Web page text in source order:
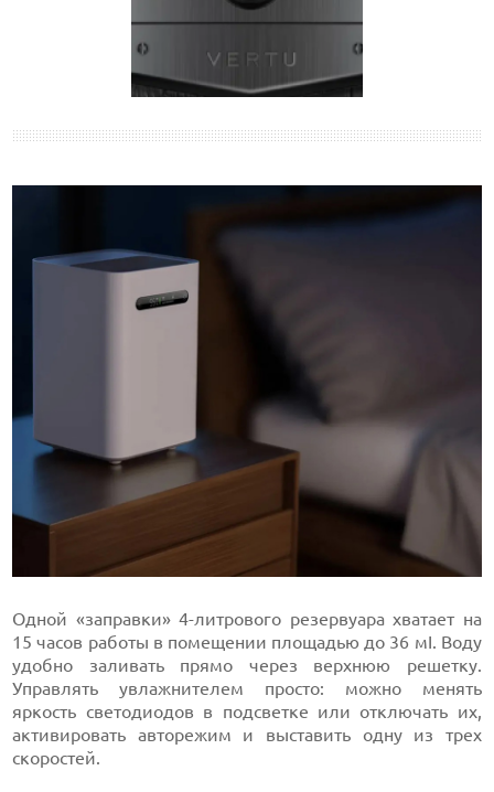
Одной «заправки» 4-литрового резервуара хватает на
15 часов работы в помещении площадью до 36 мІ. Воду
удобно заливать прямо через верхнюю решетку.
Управлять увлажнителем просто: можно менять
яркость светодиодов в подсветке или отключать их,
активировать авторежим и выставить одну из трех
скоростей.